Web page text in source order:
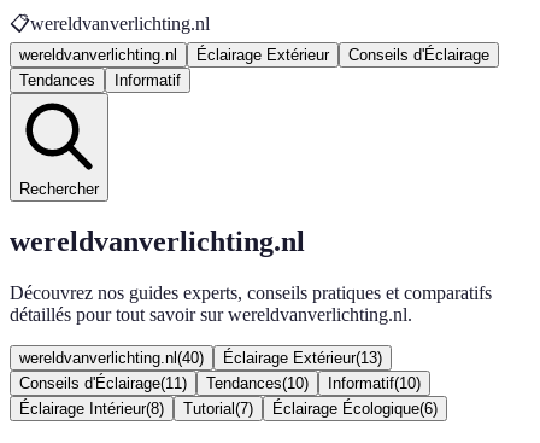
📋wereldvanverlichting.nl
wereldvanverlichting.nl Éclairage Extérieur
Conseils d'Éclairage
Tendances
Informatif
Rechercher
wereldvanverlichting.nl
Découvrez nos guides experts, conseils pratiques et comparatifs
détaillés pour tout savoir sur wereldvanverlichting.nl.
wereldvanverlichting.nl (40) Éclairage Extérieur(13)
Conseils d'Éclairage(11 ) Tendances(10) Informatif(10)
Éclairage Intérieur(8) Tutorial (7) Éclairage Écologique(6)